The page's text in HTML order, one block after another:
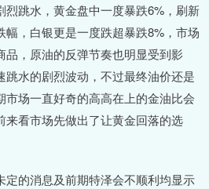
烈跳水，黄金盘中一度暴跌6%，刷新
，白银更是一度跌超暴跌8%，市场
品，原油的反弹节奏也明显受到影
水的剧烈波动，不过最终油价还是
场一直好奇的高高在上的金油比会
来看市场先做出了让黄金回落的选
的消息及前期特泽会不顺利均显示